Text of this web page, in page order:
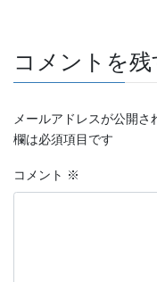
コメントを残
メールアドレスが公開さ
欄は必須項目です
コメント ※